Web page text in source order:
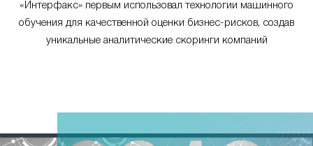
«Интерфакс» первым использовал технологии машинного
обучения для качественной оценки бизнес-рисков, создав
уникальные аналитические скоринги компаний